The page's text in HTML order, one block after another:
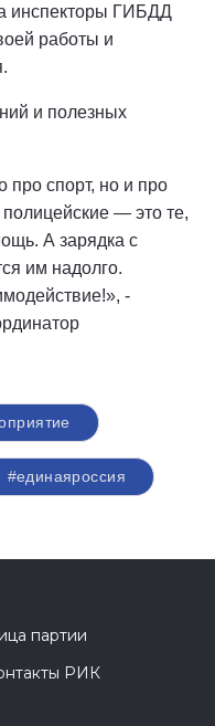
инспекторы ГИБДД
работы и
и полезных
про спорт, но и про
— это те,
А зарядка с
им надолго.
-
#единаяроссия
партии
РИК